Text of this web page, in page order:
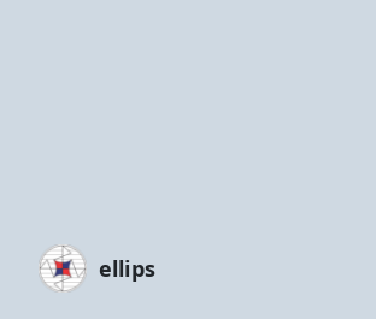
ellips